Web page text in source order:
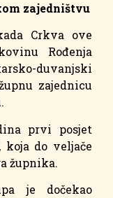
zajedništvu
Crkva ove
Rođenja
duvanjski
zajednicu
prvi posjet
koja do veljače
župnika.
je dočekao